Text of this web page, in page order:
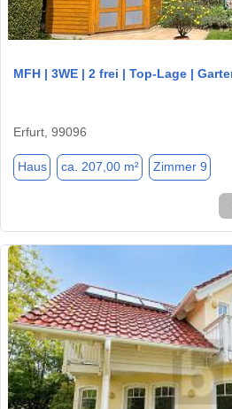
MFH | 3WE | 2 frei | Top-Lage |
Erfurt, 99096
Haus ca. 207,00 m² Zimmer 9